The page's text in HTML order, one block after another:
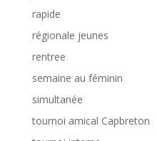
rapide
régionale jeunes
rentree
semaine au féminin
simultanée
tournoi amical Capbreton